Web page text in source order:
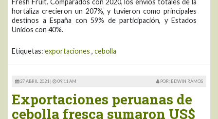
hortaliza crecieron un 207%, y tuvieron como principales
destinos a España con 59% de participación, y Estados
Unidos con 40%.
Etiquetas: exportaciones , cebolla
27 ABRIL 2021 | 09:11 AM POR: EDWIN RAMOS
Exportaciones peruanas de
cebolla fresca sumaron US$